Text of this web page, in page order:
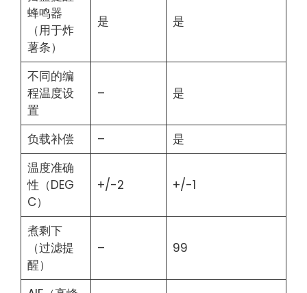
蜂鸣器
（用于炸
薯条）
是 是
不同的编
程温度设
置
– 是
负载补偿 –
是
温度准确
性（DEG
C）
+/-2 +/-1
煮剩下
（过滤提
醒）
– 99